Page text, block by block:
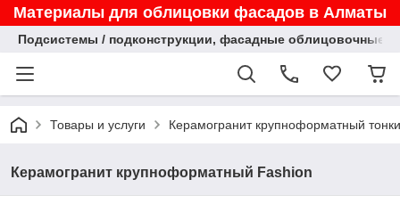
Материалы для облицовки фасадов в Алматы
Подсистемы / подконструкции, фасадные облицовочные
Товары и услуги Керамогранит крупноформатный
Керамогранит крупноформатный Fashion